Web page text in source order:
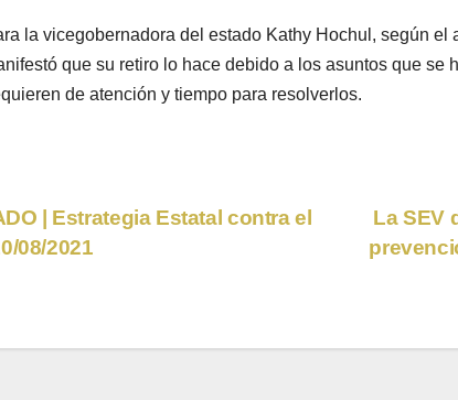
la vicegobernadora del estado Kathy Hochul, según el
que su retiro lo hace debido a los asuntos que se
de atención y tiempo para resolverlos.
La SEV
| Estrategia Estatal contra el
08/2021